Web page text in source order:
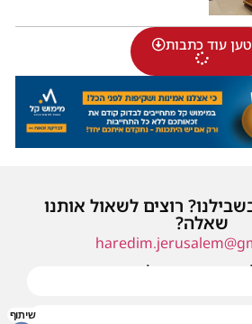
טען עוד כתבות
רוצים לשאול אותנו
שאלה?
פנייה ונחזור אליכם בהקדם
שיתוף